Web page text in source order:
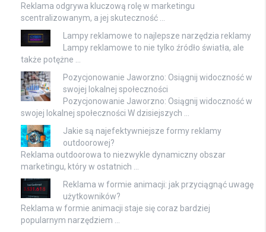
Reklama odgrywa kluczową rolę w marketingu
scentralizowanym, a jej skuteczność …
Lampy reklamowe to najlepsze narzędzia reklamy
Lampy reklamowe to nie tylko źródło światła, ale
także potężne …
Pozycjonowanie Jaworzno: Osiągnij widoczność w
swojej lokalnej społeczności
Pozycjonowanie Jaworzno: Osiągnij widoczność w
swojej lokalnej społeczności W dzisiejszych …
Jakie są najefektywniejsze formy reklamy
outdoorowej?
Reklama outdoorowa to niezwykle dynamiczny obszar
marketingu, który w ostatnich …
Reklama w formie animacji: jak przyciągnąć uwagę
użytkowników?
Reklama w formie animacji staje się coraz bardziej
popularnym narzędziem …